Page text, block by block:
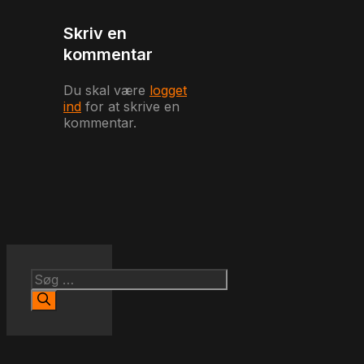
Skriv en
kommentar
Du skal være logget
ind for at skrive en
kommentar.
Søg
efter: